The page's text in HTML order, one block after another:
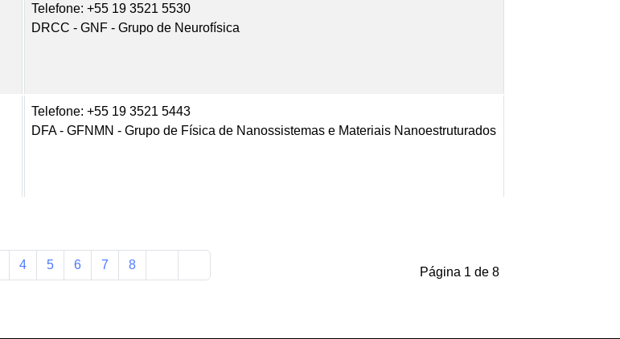
Telefone: +55 19 3521 5530
DRCC - GNF - Grupo de Neurofísica
Telefone: +55 19 3521 5443
DFA - GFNMN - Grupo de Física de Nanossistemas e Materiais Nanoestruturados
Página 1 de 8
4 5 6 7 8